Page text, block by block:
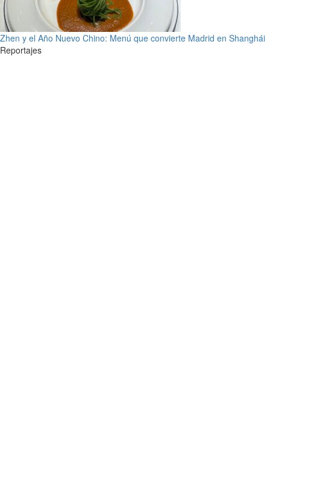
Zhen y el Año Nuevo Chino: Menú que convierte Madrid en Shanghái
Reportajes